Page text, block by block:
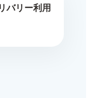
バリー利用